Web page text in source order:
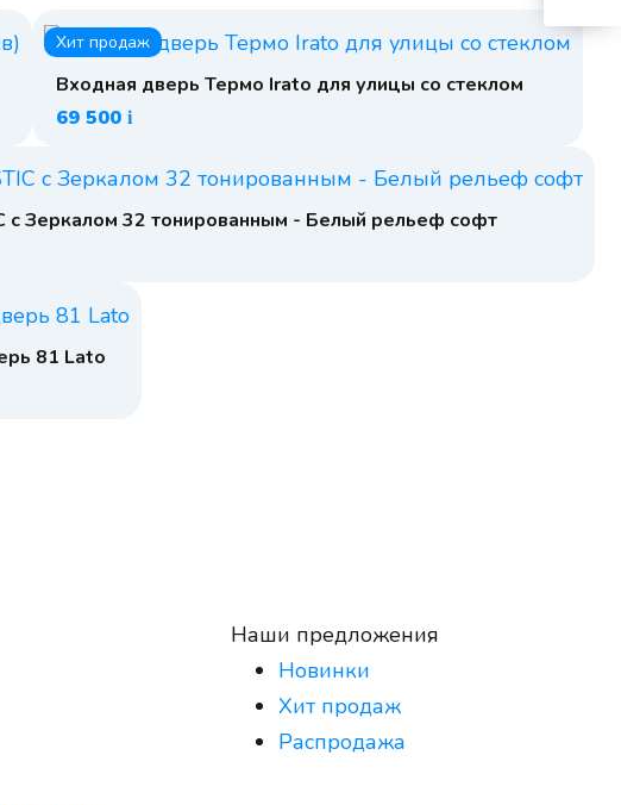
Хит продаж
Входная дверь Термо Irato для улицы со стеклом
69 500 i
с Зеркалом 32 тонированным - Белый рельеф софт
81 Lato
Наши предложения
Новинки
Хит продаж
Распродажа